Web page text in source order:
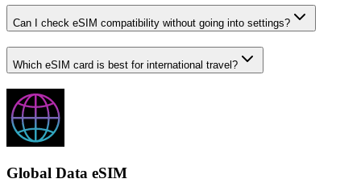
Can I check eSIM compatibility without going into settings?
Which eSIM card is best for international travel?
Global Data eSIM